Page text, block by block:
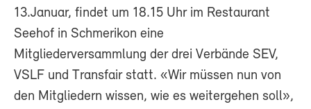
13.Januar, findet um 18.15 Uhr im Restaurant
Seehof in Schmerikon eine
Mitgliederversammlung der drei Verbände SEV,
VSLF und Transfair statt. «Wir müssen nun von
den Mitgliedern wissen, wie es weitergehen soll»,